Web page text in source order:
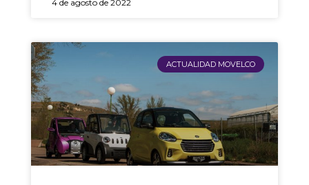
4 de agosto de 2022
ACTUALIDAD MOVELCO